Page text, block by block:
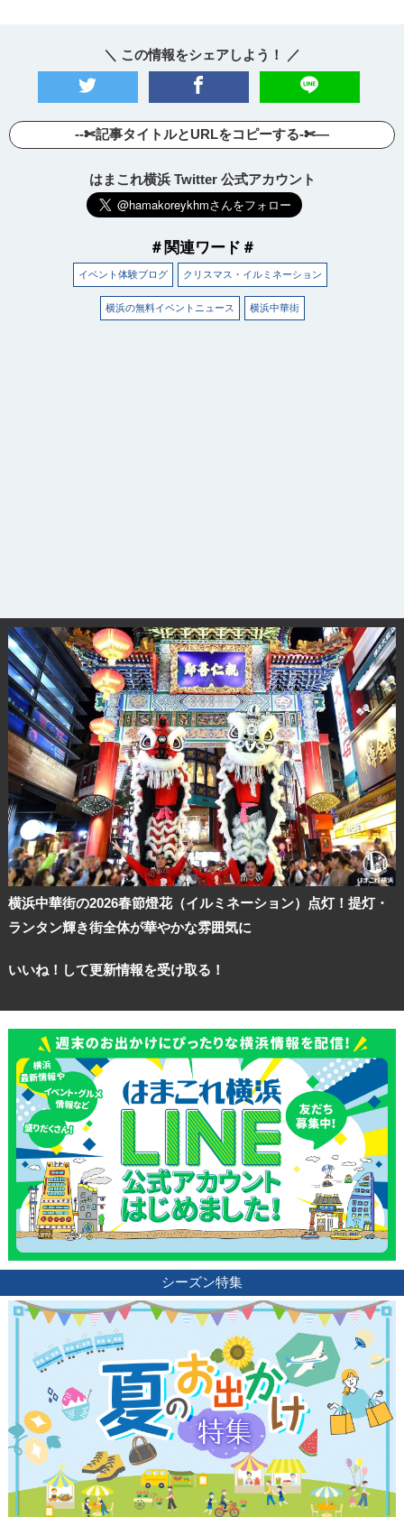
＼ この情報をシェアしよう！ ／
--✄記事タイトルとURLをコピーする-✄—
はまこれ横浜 Twitter 公式アカウント
＃関連ワード＃
イベント体験ブログ クリスマス・イルミネーション
横浜の無料イベントニュース 横浜中華街
横浜中華街の2026春節燈花（イルミネーション）点灯！提灯・
ランタン輝き街全体が華やかな雰囲気に
いいね！して更新情報を受け取る！
シーズン特集
観光ガイド
ランキング
ブログ記事
サイトについて